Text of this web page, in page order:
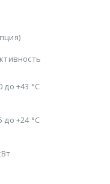
до +43 °C
до +24 °C